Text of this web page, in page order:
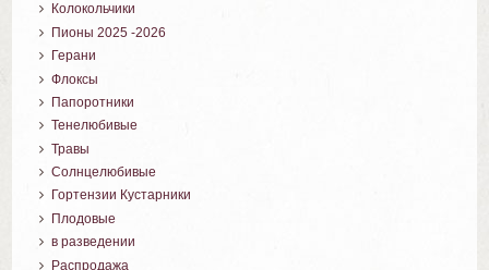
Колокольчики
Пионы 2025 -2026
Герани
Флоксы
Папоротники
Тенелюбивые
Травы
Солнцелюбивые
Гортензии Кустарники
Плодовые
в разведении
Распродажа